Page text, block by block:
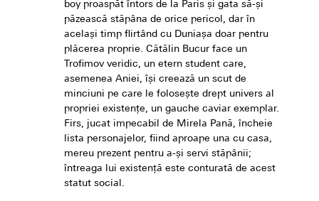
boy proaspăt întors de la Paris și gata să-și
păzească stăpâna de orice pericol, dar în
același timp flirtând cu Duniașa doar pentru
plăcerea proprie. Cătălin Bucur face un
Trofimov veridic, un etern student care,
asemenea Aniei, își creează un scut de
minciuni pe care le folosește drept univers al
propriei existențe, un gauche caviar exemplar.
Firs, jucat impecabil de Mirela Pană, încheie
lista personajelor, fiind aproape una cu casa,
mereu prezent pentru a-și servi stăpânii;
întreaga lui existență este conturată de acest
statut social.